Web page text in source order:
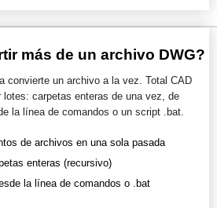
más de un archivo DWG?
convierte un archivo a la vez. Total CAD
lotes: carpetas enteras de una vez, de
la línea de comandos o un script .bat.
de archivos en una sola pasada
enteras (recursivo)
la línea de comandos o .bat